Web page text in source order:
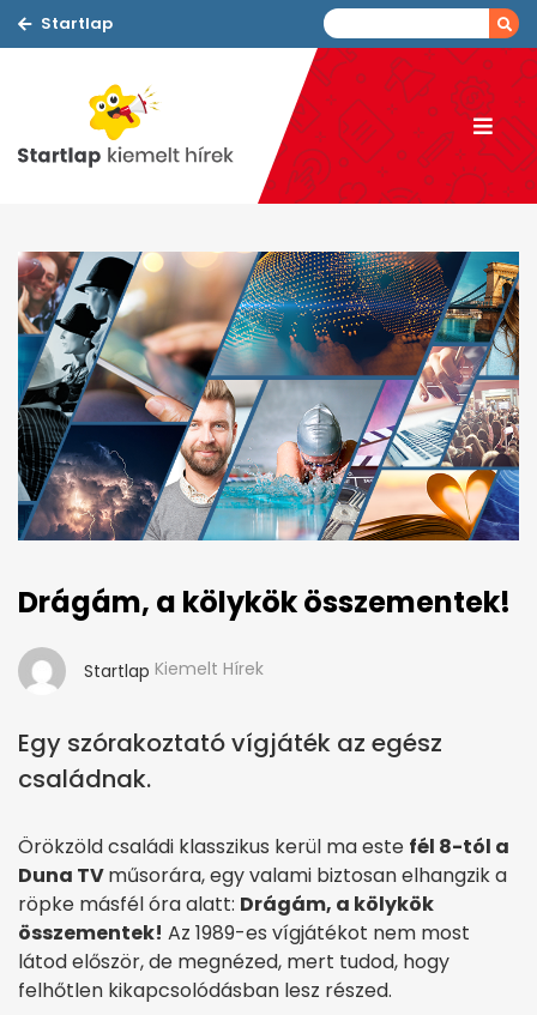
Startlap
Drágám, a kölykök összementek!
Startlap Kiemelt Hírek
Egy szórakoztató vígjáték az egész
családnak.
Örökzöld családi klasszikus kerül ma este fél 8-tól a
Duna TVműsorára, egy valami biztosan elhangzik a
röpke másfél óra alatt: Drágám, a kölykök
összementek! Az 1989-es vígjátékot nem most
látod először, de megnézed, mert tudod, hogy
felhőtlen kikapcsolódásban lesz részed.